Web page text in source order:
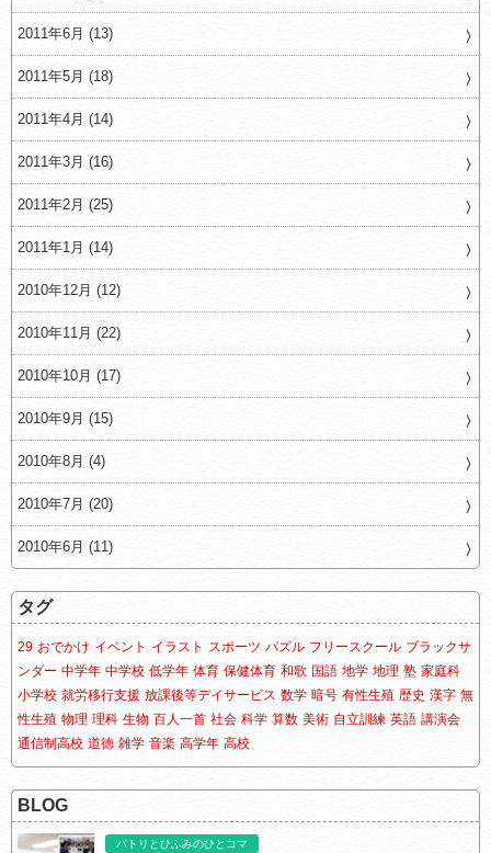
2011年6月 (13)
2011年5月 (18)
2011年4月 (14)
2011年3月 (16)
2011年2月 (25)
2011年1月 (14)
2010年12月 (12)
2010年11月 (22)
2010年10月 (17)
2010年9月 (15)
2010年8月 (4)
2010年7月 (20)
2010年6月 (11)
タグ
29 おでかけ イベント イラスト スポーツ パズル フリースクール ブラックサ
ンダー 中学年 中学校 低学年 体育 保健体育 和歌 国語 地学 地理 塾 家庭科
小学校 就労移行支援 放課後等デイサービス 数学 暗号 有性生殖 歴史 漢字 無
性生殖 物理 理科 生物 百人一首 社会 科学 算数 美術 自立訓練 英語 講演会
通信制高校 道徳 雑学 音楽 高学年 高校
BLOG
パトリとひふみのひとコマ